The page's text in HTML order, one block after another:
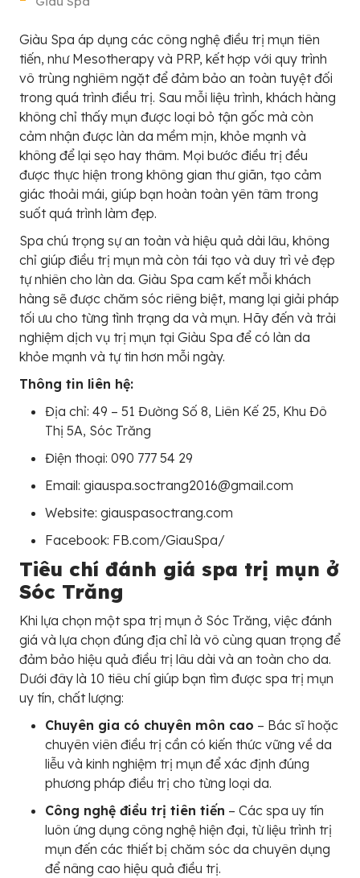
Giàu Spa áp dụng các công nghệ điều trị mụn tiên
tiến, như Mesotherapy và PRP, kết hợp với quy trình
vô trùng nghiêm ngặt để đảm bảo an toàn tuyệt đối
trong quá trình điều trị. Sau mỗi liệu trình, khách hàng
không chỉ thấy mụn được loại bỏ tận gốc mà còn
cảm nhận được làn da mềm mịn, khỏe mạnh và
không để lại sẹo hay thâm. Mọi bước điều trị đều
được thực hiện trong không gian thư giãn, tạo cảm
giác thoải mái, giúp bạn hoàn toàn yên tâm trong
suốt quá trình làm đẹp.
Spa chú trọng sự an toàn và hiệu quả dài lâu, không
chỉ giúp điều trị mụn mà còn tái tạo và duy trì vẻ đẹp
tự nhiên cho làn da. Giàu Spa cam kết mỗi khách
hàng sẽ được chăm sóc riêng biệt, mang lại giải pháp
tối ưu cho từng tình trạng da và mụn. Hãy đến và trải
nghiệm dịch vụ trị mụn tại Giàu Spa để có làn da
khỏe mạnh và tự tin hơn mỗi ngày.
Thông tin liên hệ:
Địa chỉ: 49 – 51 Đường Số 8, Liên Kế 25, Khu Đô
Thị 5A, Sóc Trăng
Điện thoại: 090 777 54 29
Email: giauspa.soctrang2016@gmail.com
Website: giauspasoctrang.com
Facebook: FB.com/GiauSpa/
Tiêu chí đánh giá spa trị mụn ở
Sóc Trăng
Khi lựa chọn một spa trị mụn ở Sóc Trăng, việc đánh
giá và lựa chọn đúng địa chỉ là vô cùng quan trọng để
đảm bảo hiệu quả điều trị lâu dài và an toàn cho da.
Dưới đây là 10 tiêu chí giúp bạn tìm được spa trị mụn
uy tín, chất lượng:
Chuyên gia có chuyên môn cao – Bác sĩ hoặc
chuyên viên điều trị cần có kiến thức vững về da
liễu và kinh nghiệm trị mụn để xác định đúng
phương pháp điều trị cho từng loại da.
Công nghệ điều trị tiên tiến – Các spa uy tín
luôn ứng dụng công nghệ hiện đại, từ liệu trình trị
mụn đến các thiết bị chăm sóc da chuyên dụng
để nâng cao hiệu quả điều trị.